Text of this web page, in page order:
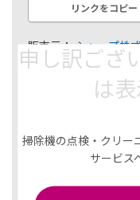
リンクをコピー
販売元： シャープ株
こちら）
￥25,190
選択した商品
申し訳ござ
は
掃除機の点検・クリー
サービス